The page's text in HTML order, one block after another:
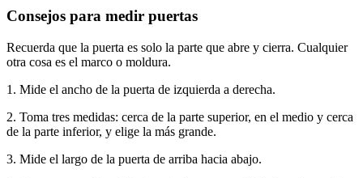
Consejos para medir puertas
Recuerda que la puerta es solo la parte que abre y cierra. Cualquier
otra cosa es el marco o moldura.
1. Mide el ancho de la puerta de izquierda a derecha.
2. Toma tres medidas: cerca de la parte superior, en el medio y cerca
de la parte inferior, y elige la más grande.
3. Mide el largo de la puerta de arriba hacia abajo.